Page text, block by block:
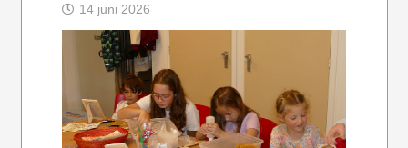
14 juni 2026